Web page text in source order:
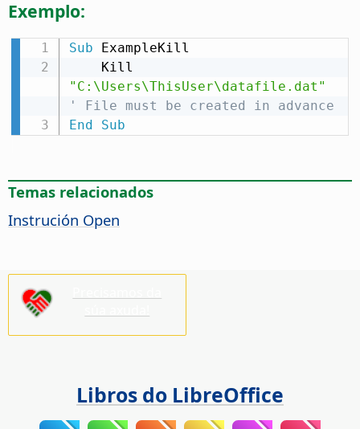
Exemplo:
Sub ExampleKill
"C:\Users\ThisUser\datafile.dat"
' File must be created in advance
End
Sub
Temas relacionados
Instrución Open
Libros do LibreOffice